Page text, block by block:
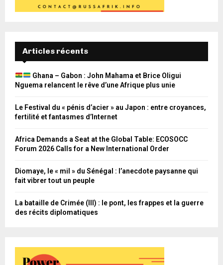
Articles récents
Ghana – Gabon : John Mahama et Brice Oligui
Nguema relancent le rêve d’une Afrique plus unie
Le Festival du « pénis d’acier » au Japon : entre croyances,
fertilité et fantasmes d’Internet
Africa Demands a Seat at the Global Table: ECOSOCC
Forum 2026 Calls for a New International Order
Diomaye, le « mil » du Sénégal : l’anecdote paysanne qui
fait vibrer tout un peuple
La bataille de Crimée (III) : le pont, les frappes et la guerre
des récits diplomatiques